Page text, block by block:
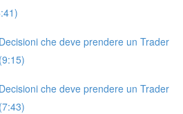
che deve prendere un Trader
che deve prendere un Trader